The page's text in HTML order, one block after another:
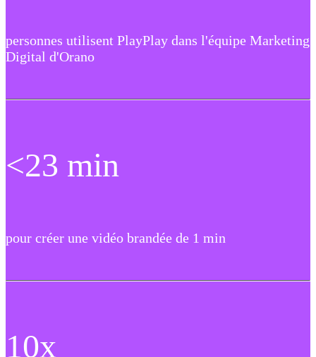
personnes utilisent PlayPlay dans l'équipe Marketing
Digital d'Orano
<23 min
pour créer une vidéo brandée de 1 min
10x